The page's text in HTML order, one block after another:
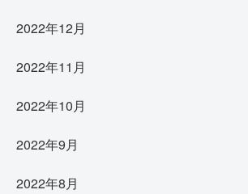
2022年12月
2022年11月
2022年10月
2022年9月
2022年8月